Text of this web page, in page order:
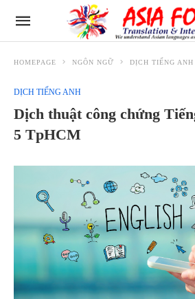
HOMEPAGE NGÔN NGỮ DỊCH TIẾNG ANH
DỊCH TIẾNG ANH
Dịch thuật công chứng
5 TpHCM